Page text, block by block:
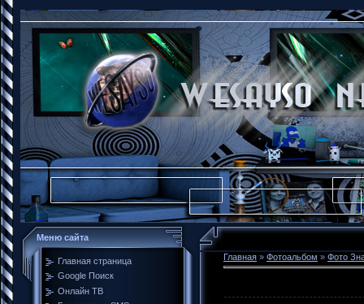
Меню сайта
Главная страница
Google Поиск
Онлайн ТВ
Главная » Фотоальбом » Фото